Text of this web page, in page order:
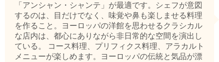
「アンシャン・シャンテ」が最適です。シェフが意図
するのは、目だけでなく、味覚や鼻も楽しませる料理
を作ること。ヨーロッパの洋館を思わせるクラシカル
な店内は、都心にありながら非日常的な空間を演出し
ている。 コース料理、プリフィクス料理、アラカルト
メニューが楽しめます。ヨーロッパの伝統と気品が漂